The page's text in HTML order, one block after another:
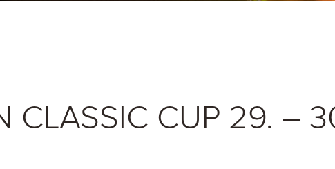
CLASSIC CUP 29. –